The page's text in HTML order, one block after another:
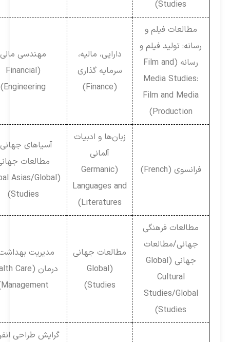
Studies)
مطالعات فیلم و
رسانه: تولید فیلم و
رسانه (Film and
Media Studies:
Film and Media
Production)
دارایی، مالیه،
سرمایه گذاری
مهندسی مالی
(Financial
Engineering)
فرانسوی (French)
زبان‌ها و ادبیات
(Germanic
Languages and
Literatures)
آسیاهای جهانی /
مطالعات جهانی
(Global Asias/Global
Studies)
مطالعات فرهنگی
جهانی/مطالعات
جهانی (Global
Cultural
Studies/Global
Studies)
مطالعات جهانی
(Global
Studies)
مدیریت بهداشت و
درمان (Health Care
Management)
گرایش طراحی انفرادی